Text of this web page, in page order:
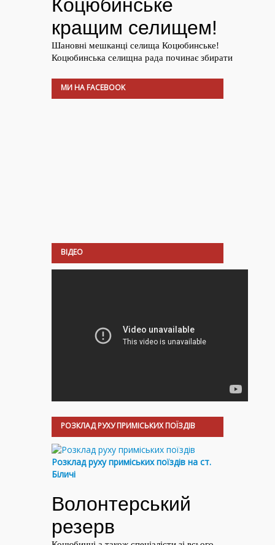
МИ НА FACEBOOK
ВІДЕО
РОЗКЛАД РУХУ ПРИМІСЬКИХ ПОЇЗДІВ
Розклад руху приміських поїздів на ст.
Біличі